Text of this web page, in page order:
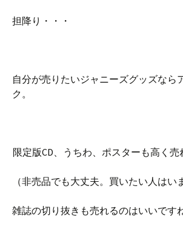
担降り・・・
自分が売りたいジャニーズグッズなら
ク。
限定版CD、うちわ、ポスターも高く売
（非売品でも大丈夫。買いたい人はい
雑誌の切り抜きも売れるのはいいですね